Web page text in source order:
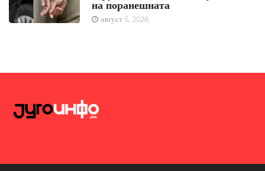
на поранешната
август 5, 2026